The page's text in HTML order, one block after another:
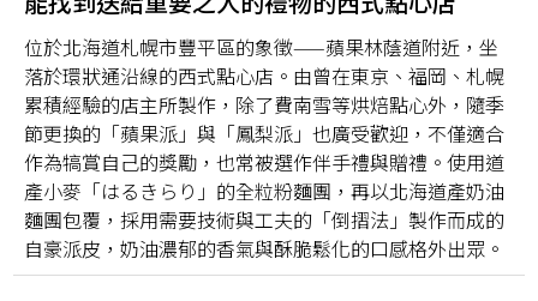
位於北海道札幌市豐平區的象徵——蘋果林蔭道附近，坐
落於環狀通沿線的西式點心店。由曾在東京、福岡、札幌
累積經驗的店主所製作，除了費南雪等烘焙點心外，隨季
節更換的「蘋果派」與「鳳梨派」也廣受歡迎，不僅適合
作為犒賞自己的獎勵，也常被選作伴手禮與贈禮。使用道
產小麥「はるきらり」的全粒粉麵團，再以北海道產奶油
麵團包覆，採用需要技術與工夫的「倒摺法」製作而成的
自豪派皮，奶油濃郁的香氣與酥脆鬆化的口感格外出眾。